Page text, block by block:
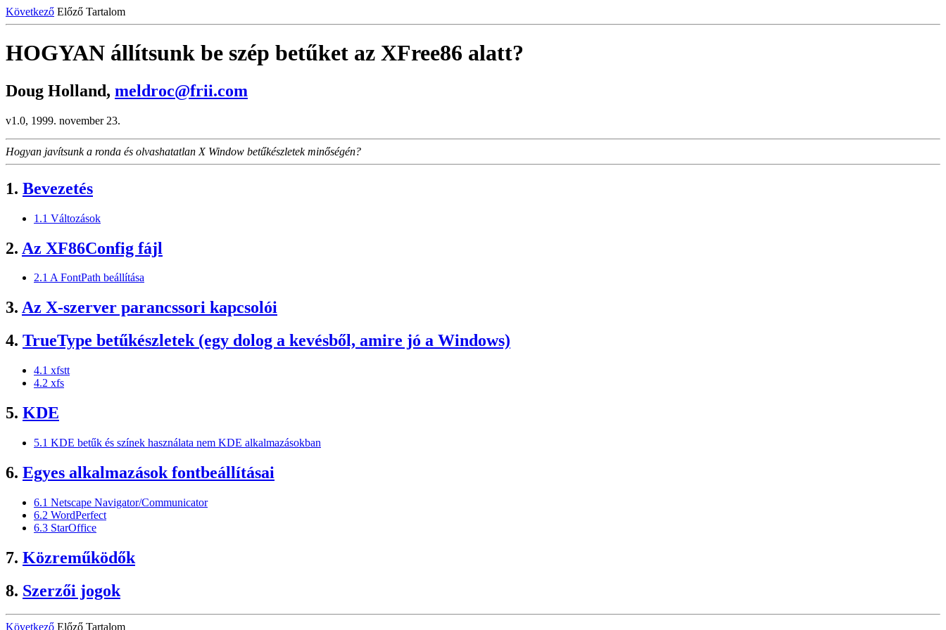
Következő Előző Tartalom
HOGYAN állítsunk be szép betűket az XFree86 alatt?
Doug Holland, meldroc@frii.com
v1.0, 1999. november 23.
Hogyan javítsunk a ronda és olvashatatlan X Window betűkészletek minőségén?
1. Bevezetés
1.1 Változások
2. Az XF86Config fájl
2.1 A FontPath beállítása
3. Az X-szerver parancssori kapcsolói
4. TrueType betűkészletek (egy dolog a kevésből, amire jó a Windows)
4.1 xfstt
4.2 xfs
5. KDE
5.1 KDE betűk és színek használata nem KDE alkalmazásokban
6. Egyes alkalmazások fontbeállításai
6.1 Netscape Navigator/Communicator
6.2 WordPerfect
6.3 StarOffice
7. Közreműködők
8. Szerzői jogok
Következő Előző Tartalom